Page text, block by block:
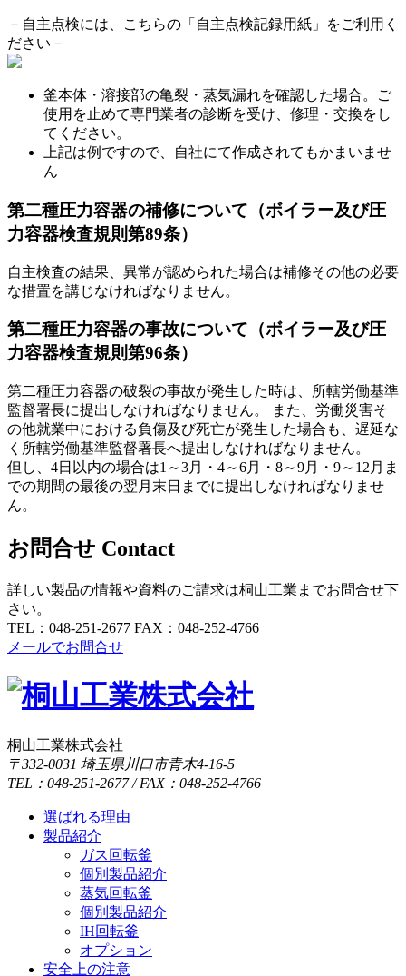
－自主点検には、こちらの「自主点検記録用紙」をご利用く
ださい－
釜本体・溶接部の亀裂・蒸気漏れを確認した場合。ご
使用を止めて専門業者の診断を受け、修理・交換をし
てください。
上記は例ですので、自社にて作成されてもかまいませ
ん
第二種圧力容器の補修について（ボイラー及び圧
力容器検査規則第89条）
自主検査の結果、 異常が認められた場合は補修その他の必要
な措置を講じなければなりません。
第二種圧力容器の事故について（ボイラー及び圧
力容器検査規則第96条）
第二種圧力容器の破裂の事故が発生した時は、所轄労働基準
監督署長に提出しなければなりません。 また、労働災害そ
の他就業中における負傷及び死亡が発生した場合も、遅延な
く所轄労働基準監督署長へ提出しなければなりません。
但し、4日以内の場合は1～3月・4～6月・8～9月・9～12月ま
での期間の最後の翌月末日までに提出しなければなりませ
ん。
お問合せ Contact
詳しい製品の情報や資料のご請求は桐山工業までお問合せ下
さい。
TEL：048-251-2677 FAX：048-252-4766
メールでお問合せ
桐山工業株式会社
〒332-0031 埼玉県川口市青木4-16-5
TEL：048-251-2677 / FAX：048-252-4766
選ばれる理由
製品紹介
ガス回転釜
個別製品紹介
蒸気回転釜
個別製品紹介
IH回転釜
オプション
安全上の注意